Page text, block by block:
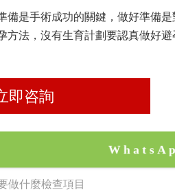
備是手術成功的關鍵，做好準備
方法，沒有生育計劃要認真做好
即咨詢
做什麼檢查項目